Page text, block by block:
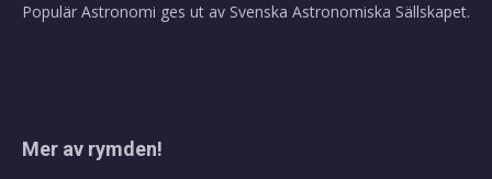
Populär Astronomi ges ut av Svenska Astronomiska Sällskapet.
Mer av rymden!